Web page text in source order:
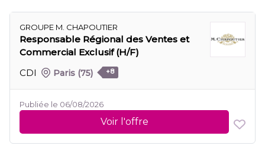
GROUPE M. CHAPOUTIER
Responsable Régional des Ventes et
Commercial Exclusif (H/F)
CDI
Paris (75) +8
Publiée le 06/08/2026
Voir l'offre